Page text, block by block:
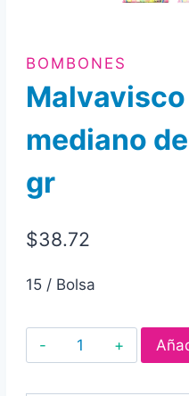
BOMBONES
mediano
gr
$38.72
15 / Bolsa
Malvavisco
bianchi